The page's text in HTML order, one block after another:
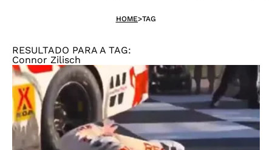
HOME>TAG
RESULTADO PARA A TAG:
Connor Zilisch